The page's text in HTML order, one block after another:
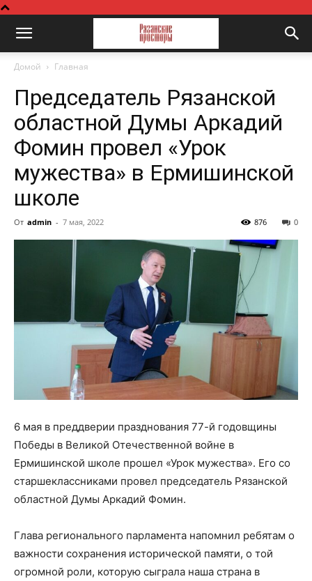
Домой Главная
Председатель Рязанской
областной Думы Аркадий
Фомин провел «Урок
мужества» в Ермишинской
школе
От admin - 7 мая, 2022 0
876
6 мая в преддверии празднования 77-й годовщины
Победы в Великой Отечественной войне в
Ермишинской школе прошел «Урок мужества». Его со
старшеклассниками провел председатель Рязанской
областной Думы Аркадий Фомин.
Глава регионального парламента напомнил ребятам о
важности сохранения исторической памяти, о той
огромной роли, которую сыграла наша страна в